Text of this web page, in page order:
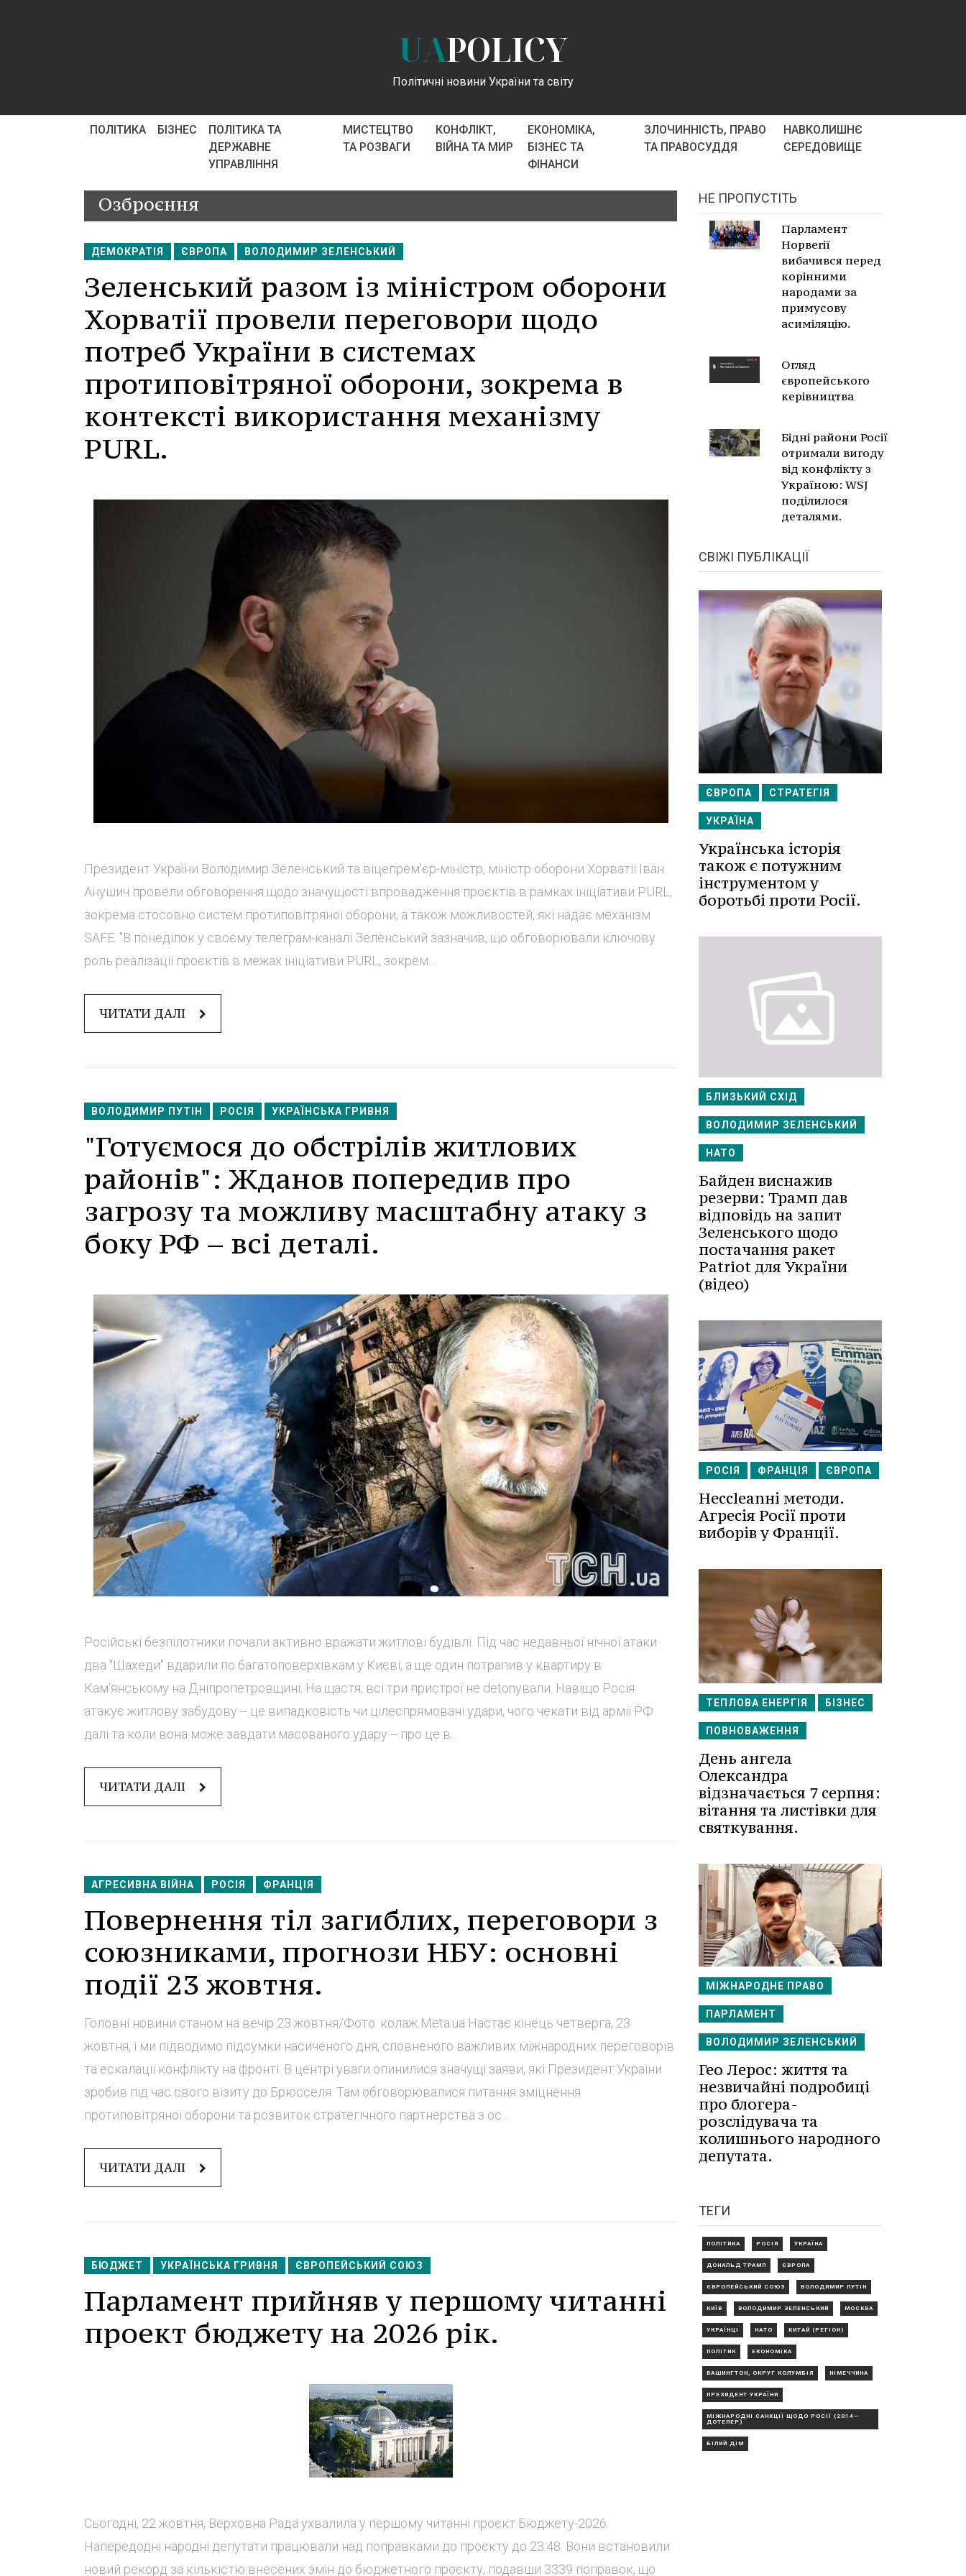
UAPOLICY
Політичні новини України та світу
ПОЛІТИКА БІЗНЕС
ПОЛІТИКА ТА
ДЕРЖАВНЕ
УПРАВЛІННЯ
МИСТЕЦТВО
ТА РОЗВАГИ
КОНФЛІКТ,
ВІЙНА ТА МИР
ЕКОНОМІКА,
БІЗНЕС ТА
ФІНАНСИ
ЗЛОЧИННІСТЬ, ПРАВО
ТА ПРАВОСУДДЯ
НАВКОЛИШНЄ
СЕРЕДОВИЩЕ
Озброєння
ДЕМОКРАТІЯ ЄВРОПА ВОЛОДИМИР ЗЕЛЕНСЬКИЙ
Зеленський разом із міністром оборони
Хорватії провели переговори щодо
потреб України в системах
протиповітряної оборони, зокрема в
контексті використання механізму
PURL.
Президент України Володимир Зеленський та віцепрем'єр-міністр, міністр оборони Хорватії Іван
Анушич провели обговорення щодо значущості впровадження проєктів в рамках ініціативи PURL,
зокрема стосовно систем протиповітряної оборони, а також можливостей, які надає механізм
SAFE. "В понеділок у своєму телеграм-каналі Зеленський зазначив, що обговорювали ключову
роль реалізації проєктів в межах ініціативи PURL, зокрем...
ЧИТАТИ ДАЛІ
ВОЛОДИМИР ПУТІН РОСІЯ УКРАЇНСЬКА ГРИВНЯ
"Готуємося до обстрілів житлових
районів": Жданов попередив про
загрозу та можливу масштабну атаку з
боку РФ – всі деталі.
Російські безпілотники почали активно вражати житлові будівлі. Під час недавньої нічної атаки
два "Шахеди" вдарили по багатоповерхівкам у Києві, а ще один потрапив у квартиру в
Кам'янському на Дніпропетровщині. На щастя, всі три пристрої не detonували. Навіщо Росія
атакує житлову забудову -- це випадковість чи цілеспрямовані удари, чого чекати від армії РФ
далі та коли вона може завдати масованого удару -- про це в...
ЧИТАТИ ДАЛІ
АГРЕСИВНА ВІЙНА РОСІЯ ФРАНЦІЯ
Повернення тіл загиблих, переговори з
союзниками, прогнози НБУ: основні
події 23 жовтня.
Головні новини станом на вечір 23 жовтня/Фото: колаж Мeta.ua Настає кінець четверга, 23
жовтня, і ми підводимо підсумки насиченого дня, сповненого важливих міжнародних переговорів
та ескалації конфлікту на фронті. В центрі уваги опинилися значущі заяви, які Президент України
зробив під час свого візиту до Брюсселя. Там обговорювалися питання зміцнення
протиповітряної оборони та розвиток стратегічного партнерства з ос...
ЧИТАТИ ДАЛІ
БЮДЖЕТ УКРАЇНСЬКА ГРИВНЯ ЄВРОПЕЙСЬКИЙ СОЮЗ
Парламент прийняв у першому читанні
проект бюджету на 2026 рік.
Сьогодні, 22 жовтня, Верховна Рада ухвалила у першому читанні проєкт Бюджету-2026.
Напередодні народні депутати працювали над поправками до проєкту до 23:48. Вони встановили
новий рекорд за кількістю внесених змін до бюджетного проєкту, подавши 3339 поправок, що
НЕ ПРОПУСТІТЬ
Парламент
Норвегії
вибачився перед
корінними
народами за
примусову
асиміляцію.
Огляд
європейського
керівництва
Бідні райони Росії
отримали вигоду
від конфлікту з
Україною: WSJ
поділилося
деталями.
СВІЖІ ПУБЛІКАЦІЇ
ЄВРОПА СТРАТЕГІЯ
УКРАЇНА
Українська історія
також є потужним
інструментом у
боротьбі проти Росії.
БЛИЗЬКИЙ СХІД
ВОЛОДИМИР ЗЕЛЕНСЬКИЙ
НАТО
Байден виснажив
резерви: Трамп дав
відповідь на запит
Зеленського щодо
постачання ракет
Patriot для України
(відео)
РОСІЯ ФРАНЦІЯ ЄВРОПА
Несcleanні методи.
Агресія Росії проти
виборів у Франції.
ТЕПЛОВА ЕНЕРГІЯ БІЗНЕС
ПОВНОВАЖЕННЯ
День ангела
Олександра
відзначається 7 серпня:
вітання та листівки для
святкування.
МІЖНАРОДНЕ ПРАВО
ПАРЛАМЕНТ
ВОЛОДИМИР ЗЕЛЕНСЬКИЙ
Гео Лерос: життя та
незвичайні подробиці
про блогера-
розслідувача та
колишнього народного
депутата.
ТЕГИ
ПОЛІТИКА РОСІЯ УКРАЇНА
ДОНАЛЬД ТРАМП ЄВРОПА
ЄВРОПЕЙСЬКИЙ СОЮЗ ВОЛОДИМИР ПУТІН
КИЇВ ВОЛОДИМИР ЗЕЛЕНСЬКИЙ МОСКВА
УКРАЇНЦІ НАТО КИТАЙ (РЕГІОН)
ПОЛІТИК ЕКОНОМІКА
ВАШИНГТОН, ОКРУГ КОЛУМБІЯ НІМЕЧЧИНА
ПРЕЗИДЕНТ УКРАЇНИ
МІЖНАРОДНІ САНКЦІЇ ЩОДО РОСІЇ (2014—
ДОТЕПЕР)
БІЛИЙ ДІМ